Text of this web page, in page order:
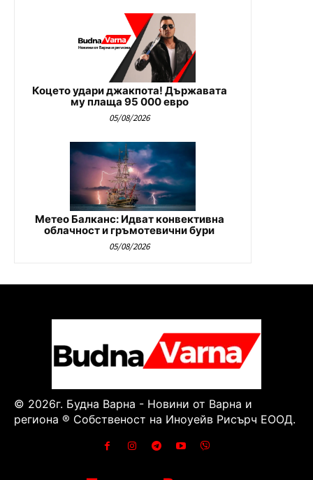
Коцето удари джакпота! Държавата
му плаща 95 000 евро
05/08/2026
Метео Балканс: Идват конвективна
облачност и гръмотевични бури
05/08/2026
© 2026г. Будна Варна - Новини от Варна и
региона ® Собственост на Иноуейв Рисърч ЕООД.